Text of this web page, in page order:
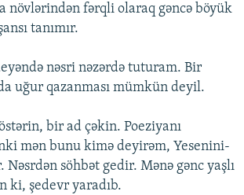
növlərindən fərqli olaraq gəncə böyük
tanımır.
nəsri nəzərdə tuturam. Bir
uğur qazanması mümkün deyil.
bir ad çəkin. Poeziyanı
mən bunu kimə deyirəm, Yesenini-
Nəsrdən söhbət gedir. Mənə gənc yaşlı
ki, şedevr yaradıb.